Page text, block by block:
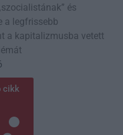
és
a legfrissebb
a kapitalizmusba vetett
cikk